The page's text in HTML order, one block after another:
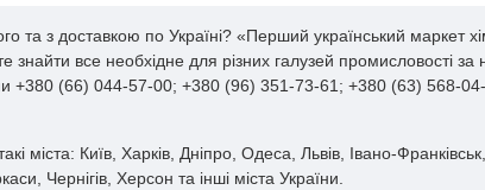
та з доставкою по Україні? «Перший український маркет
знайти все необхідне для різних галузей промисловості
+380 (66) 044-57-00; +380 (96) 351-73-61; +380 (63) 568-
міста: Київ, Харків, Дніпро, Одеса, Львів, Івано-
Чернігів, Херсон та інші міста України.